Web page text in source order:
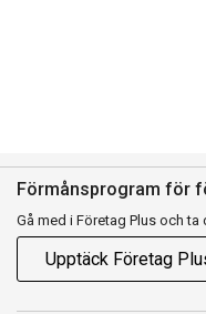
Förmånsprogram för
Gå med i Företag Plus och
Upptäck Företag